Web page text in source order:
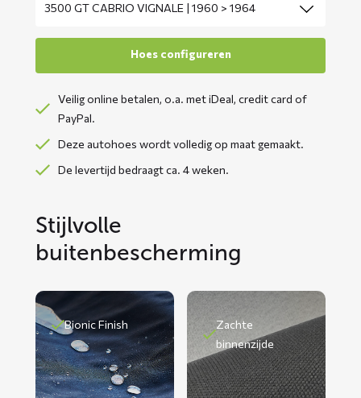
Veilig online betalen, o.a. met iDeal, credit card of
PayPal.
Deze autohoes wordt volledig op maat gemaakt.
De levertijd bedraagt ca. 4 weken.
Stijlvolle
buitenbescherming
Bionic Finish
Zachte
binnenzijde